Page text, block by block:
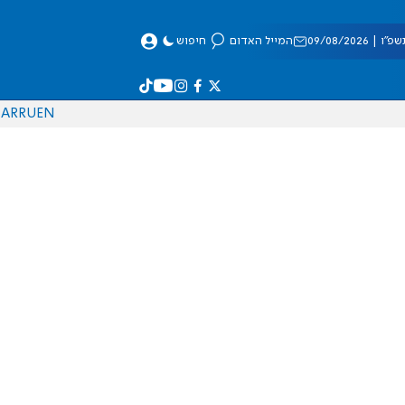
08/2026 המייל האדום חיפוש
EN
RU
AR